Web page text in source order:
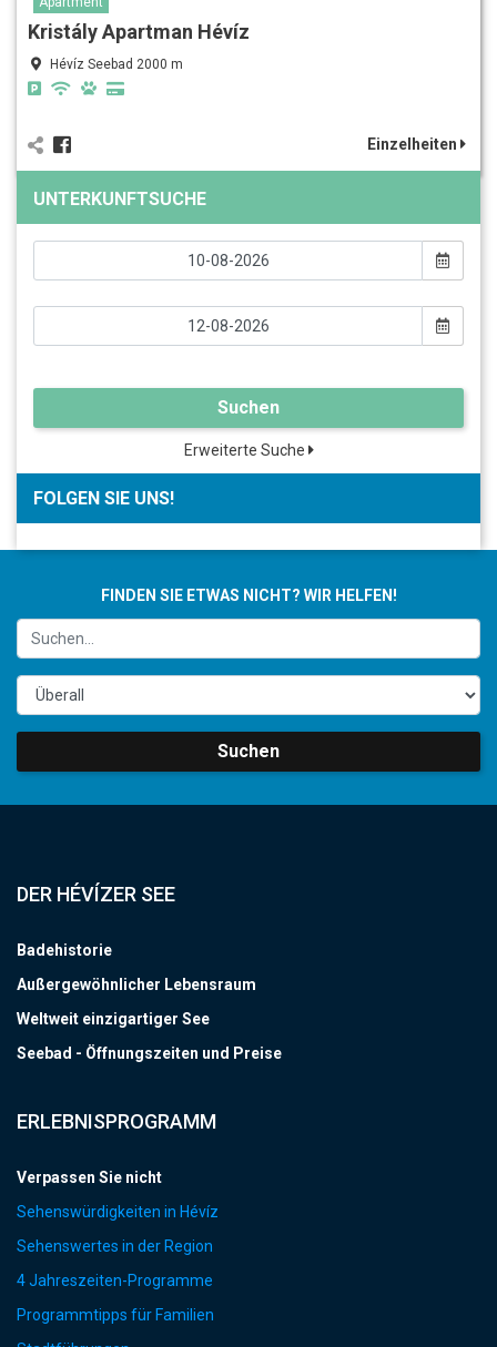
Kristály Apartman Hévíz
Hévíz Seebad 2000 m
Einzelheiten
UNTERKUNFTSUCHE
Suchen
Erweiterte Suche
FOLGEN SIE UNS!
FINDEN SIE ETWAS NICHT? WIR HELFEN!
Suchen
DER HÉVÍZER SEE
Badehistorie
Außergewöhnlicher Lebensraum
Weltweit einzigartiger See
Seebad - Öffnungszeiten und Preise
ERLEBNISPROGRAMM
Verpassen Sie nicht
Sehenswürdigkeiten in Hévíz
Sehenswertes in der Region
4 Jahreszeiten-Programme
Programmtipps für Familien